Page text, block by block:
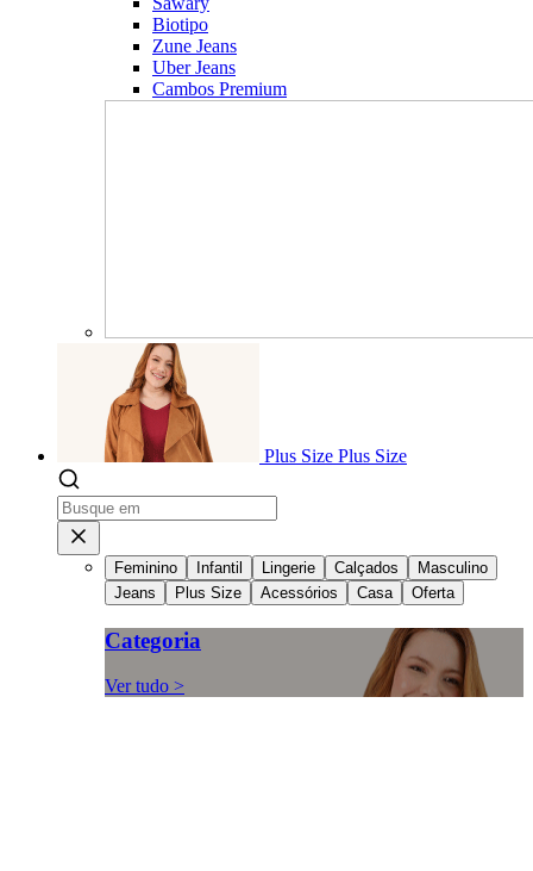
Biotipo
Zune Jeans
Uber Jeans
Cambos Premium
Plus Size Plus Size
Feminino Infantil Lingerie Calçados
Masculino
Jeans
Plus Size Acessórios Casa Oferta
Categoria
Ver tudo >